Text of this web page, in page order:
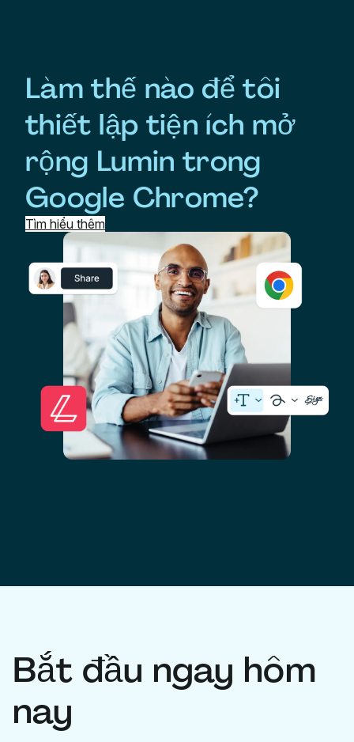
Làm thế nào để tôi
thiết lập tiện ích mở
rộng Lumin trong
Google Chrome?
Tìm hiểu thêm
Bắt đầu ngay hôm
nay